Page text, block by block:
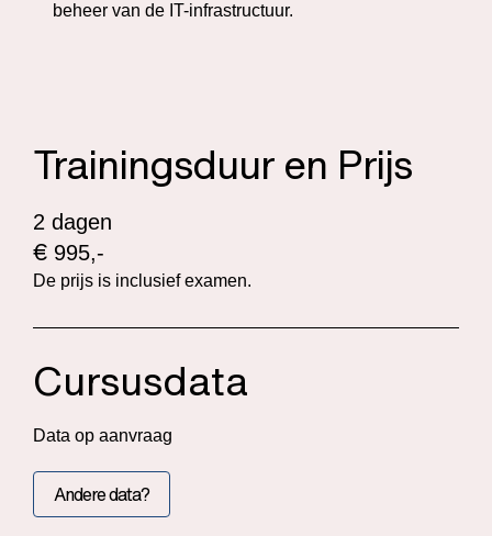
beheer van de IT-infrastructuur.
Trainingsduur en Prijs
2 dagen
€ 995,-
De prijs is inclusief examen.
Cursusdata
Data op aanvraag
Andere data?